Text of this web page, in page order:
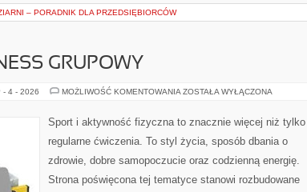
– PORADNIK DLA PRZEDSIĘBIORCÓW
GRUPOWY
- 4 - 2026 MOŻLIWOŚĆ KOMENTOWANIA AEROBIK
GRUPOWY
ZOSTAŁA WYŁĄCZONA
Sport i aktywność fizyczna to znacznie więcej niż tylko
regularne ćwiczenia. To styl życia, sposób dbania o
zdrowie, dobre samopoczucie oraz codzienną energię.
Strona poświęcona tej tematyce stanowi rozbudowane